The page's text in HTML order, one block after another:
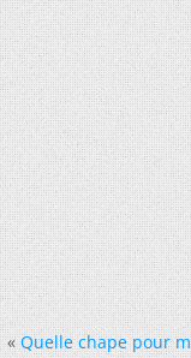
« Quelle chape pour